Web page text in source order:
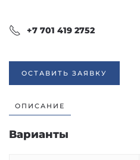
+7 701 419 2752
ОСТАВИТЬ ЗАЯВКУ
ОПИСАНИЕ
Варианты